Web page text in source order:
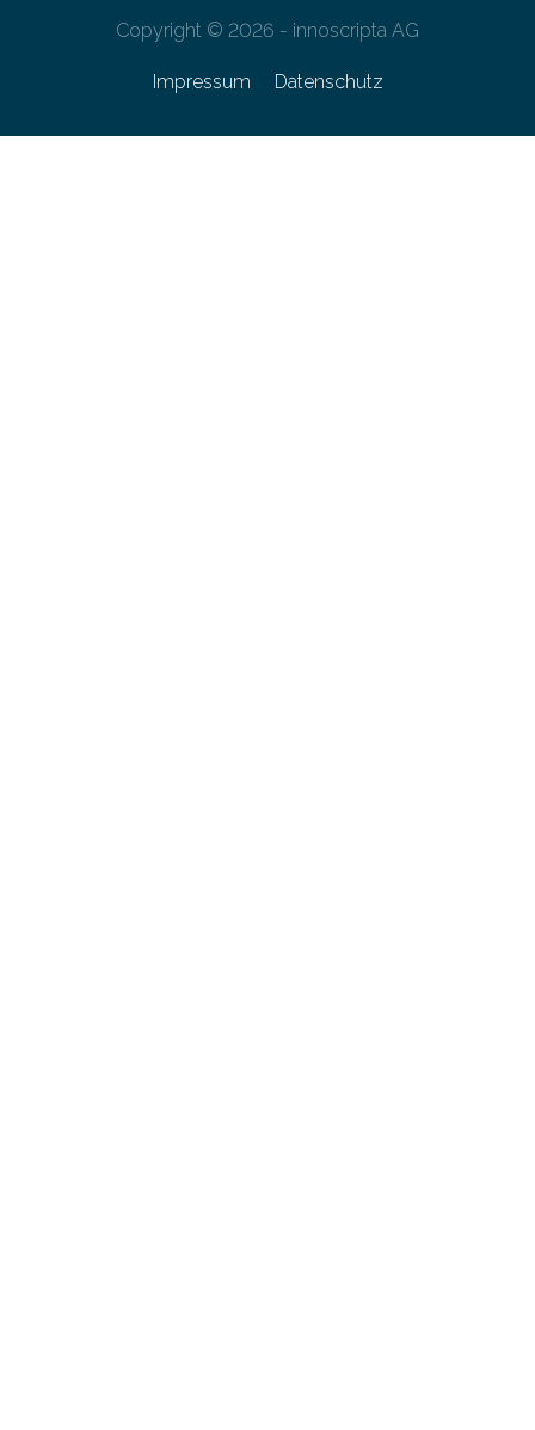
Copyright © 2026 - innoscripta AG
Impressum Datenschutz